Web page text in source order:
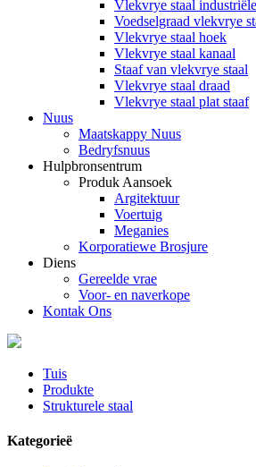
Vlekvrye staal
Voedselgraad vlekvrye
Vlekvrye staal hoek
Vlekvrye staal kanaal
Staaf van vlekvrye staal
Vlekvrye staal draad
Vlekvrye staal plat staaf
Nuus
Maatskappy Nuus
Bedryfsnuus
Hulpbronsentrum
Produk Aansoek
Argitektuur
Voertuig
Meganies
Korporatiewe Brosjure
Diens
Gereelde vrae
Voor- en naverkope
Kontak Ons
Tuis
Produkte
Strukturele staal
Kategorieë